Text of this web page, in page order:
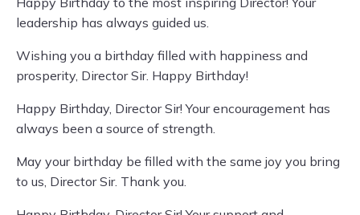
leadership has always guided us.
Wishing you a birthday filled with happiness and
prosperity, Director Sir. Happy Birthday!
Happy Birthday, Director Sir! Your encouragement has
always been a source of strength.
May your birthday be filled with the same joy you bring
to us, Director Sir. Thank you.